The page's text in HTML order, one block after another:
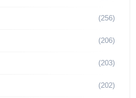
(256)
(206)
(203)
(202)